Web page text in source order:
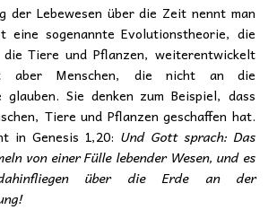
der Lebewesen über die Zeit nennt man
eine sogenannte Evolutionstheorie, die
Tiere und Pflanzen, weiterentwickelt
aber Menschen, die nicht an die
glauben. Sie denken zum Beispiel, dass
Tiere und Pflanzen geschaffen hat.
in Genesis 1,20: Und Gott sprach: Das
von einer Fülle lebender Wesen, und es
über die Erde an der